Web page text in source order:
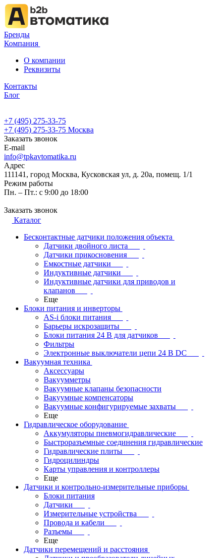
Бренды
Компания
О компании
Реквизиты
Контакты
Блог
+7 (495) 275-33-75
+7 (495) 275-33-75 Москва
Заказать звонок
E-mail
info@tpkavtomatika.ru
Адрес
111141, город Москва, Кусковская ул, д. 20а, помещ. 1/1
Режим работы
Пн. – Пт.: с 9:00 до 18:00
Заказать звонок
Каталог
Бесконтактные датчики положения объекта
Датчики двойного листа
Датчики прикосновения
Емкостные датчики
Индуктивные датчики
Индуктивные датчики для приводов и
клапанов
Еще
Блоки питания и инверторы
AS-i блоки питания
Барьеры искрозащиты
Блоки питания 24 В для датчиков
Фильтры
Электронные выключатели цепи 24 В DC
Вакуумная техника
Аксессуары
Вакуумметры
Вакуумные клапаны безопасности
Вакуумные компенсаторы
Вакуумные конфигурируемые захваты
Еще
Гидравлическое оборудование
Аккумуляторы пневмогидравлические
Быстроразъемные соединения гидравлические
Гидравлические плиты
Гидроцилиндры
Карты управления и контроллеры
Еще
Датчики и контрольно-измерительные приборы
Блоки питания
Датчики
Измерительные устройства
Провода и кабели
Разъемы
Еще
Датчики перемещений и расстояния